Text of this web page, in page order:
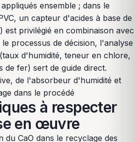
ensemble ; dans le
un capteur d'acides à base de
est privilégié en combinaison avec
le processus de décision, l'analyse
d'humidité, teneur en chlore,
de fer) sert de guide direct.
à respecter
en œuvre
du CaO dans le recyclage des